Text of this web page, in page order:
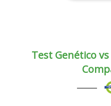
Test Genético